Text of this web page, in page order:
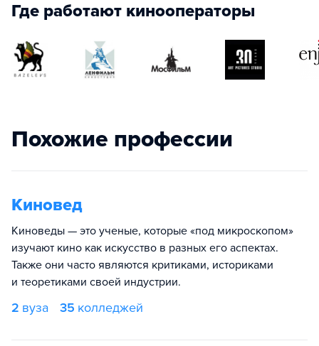
Где работают кинооператоры
Похожие профессии
Киновед
Киноведы — это ученые, которые «под микроскопом»
изучают кино как искусство в разных его аспектах.
Также они часто являются критиками, историками
и теоретиками своей индустрии.
2 вуза 35 колледжей